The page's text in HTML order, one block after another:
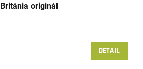
Británia originál
DETAIL